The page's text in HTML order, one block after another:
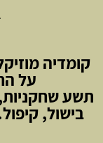
קומדיה
על
תשע
בישול,